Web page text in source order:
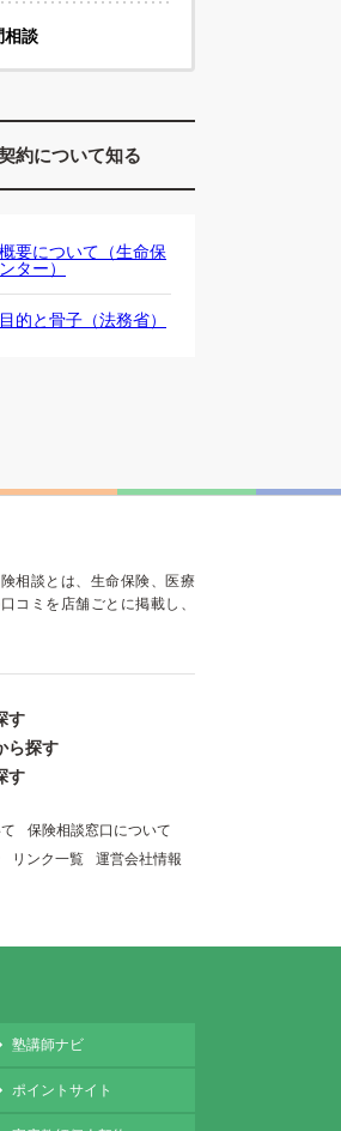
相談
約について知る
要について（生命保
ター）
的と骨子（法務省）
相談とは、生命保険、医療
コミを店舗ごとに掲載し、
す
ら探す
す
保険相談窓口について
リンク一覧 運営会社情報
塾講師ナビ
ポイントサイト